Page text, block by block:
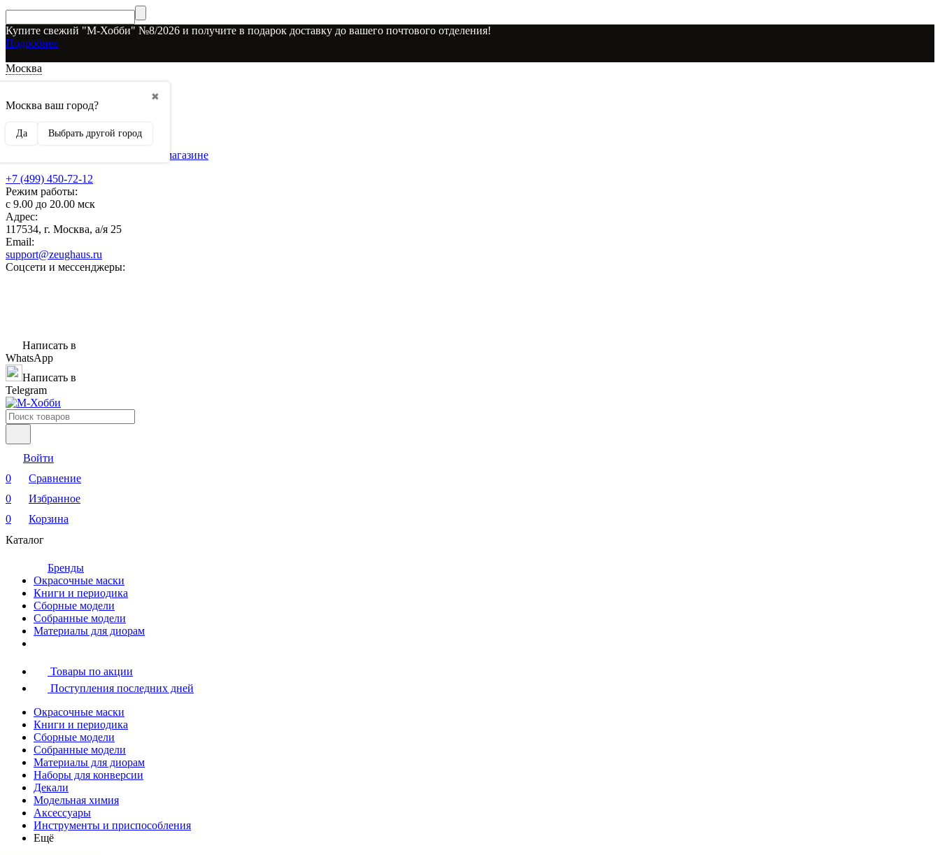
Купите свежий "М-Хобби" №8/2026 и получите в подарок доставку до вашего почтового отделения!
Подробнее
Москва
✖
Москва ваш город?
Да Выбрать другой город
О наших скидках
Рекламодателям
Бренды, представленные в магазине
+7 (499) 450-72-12
Режим работы:
с 9.00 до 20.00 мск
Адрес:
117534, г. Москва, а/я 25
Email:
support@zeughaus.ru
Соцсети и мессенджеры:
Написать в
WhatsApp
Написать в
Telegram
Войти
0
Сравнение
0
Избранное
0
Корзина
Каталог
Бренды
Окрасочные маски
Книги и периодика
Сборные модели
Собранные модели
Материалы для диорам
Товары по акции
Поступления последних дней
Окрасочные маски
Книги и периодика
Сборные модели
Собранные модели
Материалы для диорам
Наборы для конверсии
Декали
Модельная химия
Аксессуары
Инструменты и приспособления
Ещё
Новинка